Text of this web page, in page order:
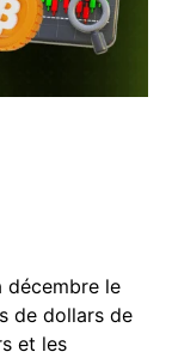
décembre le
de dollars de
et les